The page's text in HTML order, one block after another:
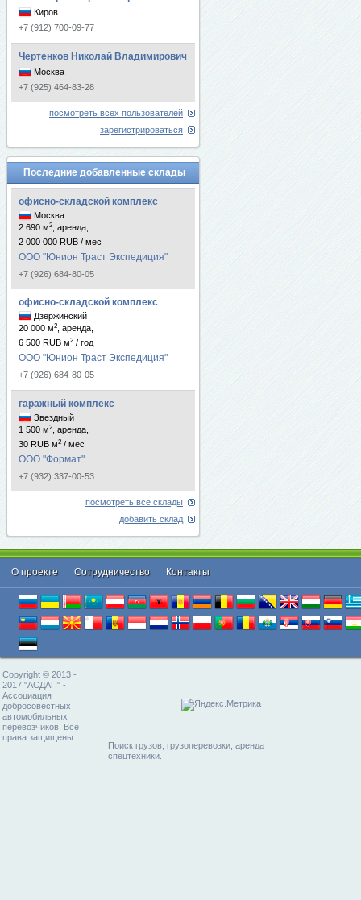
Киров
+7 (912) 700-09-77
Чертенков Николай Владимирович
Москва
+7 (925) 464-83-28
посмотреть всех пользователей
зарегистрироваться
Последние добавленные склады
офисно-складской комплекс
Москва
2 690 м2
, аренда,
2 000 000 RUB / мес
ООО "Юнион Траст Экспедиция"
+7 (926) 684-80-05
офисно-складской комплекс
Дзержинский
20 000 м2
, аренда,
6 500 RUB м2 / год
ООО "Юнион Траст Экспедиция"
+7 (926) 684-80-05
гаражный комплекс
Звездный
1 500 м2
, аренда,
30 RUB м2 / мес
ООО "Формат"
+7 (932) 337-00-53
посмотреть все склады
добавить склад
О проекте Cотрудничество Контакты
Copyright © 2013 -
2017 "АСДАП" -
Ассоциация
добросовестных
автомобильных
перевозчиков. Все
права защищены.
Поиск грузов, грузоперевозки, аренда
спецтехники.